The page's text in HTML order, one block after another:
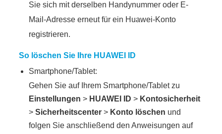
Sie sich mit derselben Handynummer oder E-
Mail-Adresse erneut für ein Huawei-Konto
registrieren.
So löschen Sie Ihre HUAWEI ID
Smartphone/Tablet:
Gehen Sie auf Ihrem Smartphone/Tablet zu
Einstellungen > HUAWEI ID > Kontosicherheit
>Sicherheitscenter > Konto löschen und
folgen Sie anschließend den Anweisungen auf